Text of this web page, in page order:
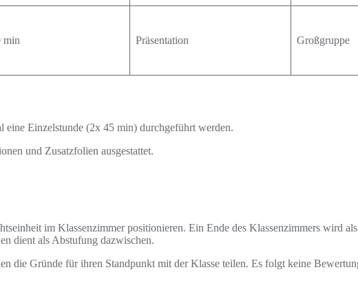
min Präsentation Großgruppe
Einzelstunde (2x 45 min) durchgeführt werden.
und Zusatzfolien ausgestattet.
im Klassenzimmer positionieren. Ein Ende des Klassenzimmers wird
dient als Abstufung dazwischen.
die Gründe für ihren Standpunkt mit der Klasse teilen. Es folgt keine